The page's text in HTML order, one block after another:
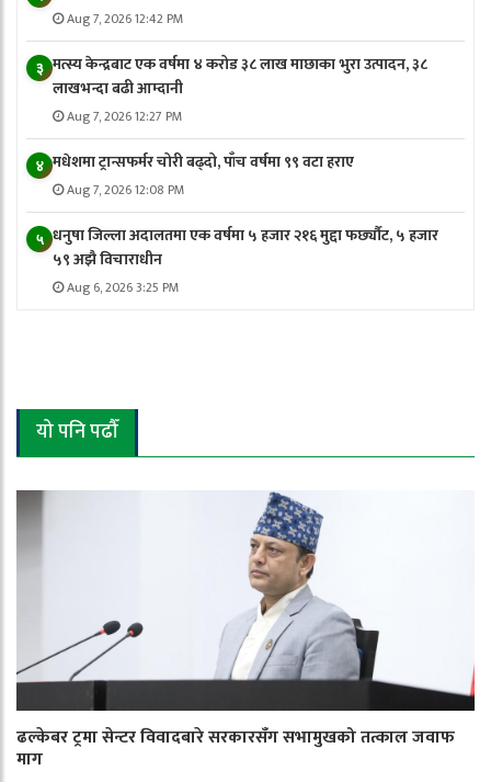
Aug 7, 2026 12:42 PM
३ मत्स्य केन्द्रबाट एक वर्षमा ४ करोड ३८ लाख माछाका भुरा उत्पादन, ३८
लाखभन्दा बढी आम्दानी
Aug 7, 2026 12:27 PM
४ मधेशमा ट्रान्सफर्मर चोरी बढ्दो, पाँच वर्षमा ९९ वटा हराए
Aug 7, 2026 12:08 PM
५ धनुषा जिल्ला अदालतमा एक वर्षमा ५ हजार २१६ मुद्दा फर्छ्यौट, ५ हजार
५९ अझै विचाराधीन
Aug 6, 2026 3:25 PM
यो पनि पढौँ
ढल्केबर ट्रमा सेन्टर विवादबारे सरकारसँग सभामुखको तत्काल जवाफ
माग